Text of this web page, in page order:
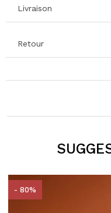
Livraison
Retour
- 80%